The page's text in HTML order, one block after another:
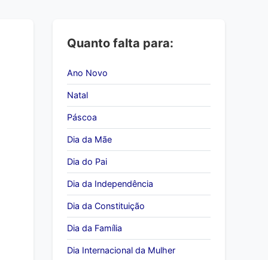
Quanto falta para:
Ano Novo
Natal
Páscoa
Dia da Mãe
Dia do Pai
Dia da Independência
Dia da Constituição
Dia da Família
Dia Internacional da Mulher